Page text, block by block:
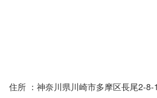
住所 ：神奈川県川崎市多摩区長尾2-8-1